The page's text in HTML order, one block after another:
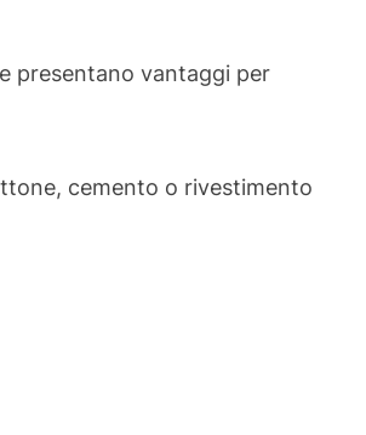
presentano vantaggi per
cemento o rivestimento